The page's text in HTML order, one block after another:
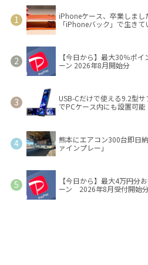
iPhoneケース、卒業しま
「iPhoneバック」で生きて
【今日から】最大30％ポ
ーン 2026年8月開始分
USB-Cだけで使える9.2型
でPCケース内にも設置可能
熊本にエアコン300台即日
ァインプレー」
【今日から】最大4万円分
ーン 2026年8月受付開始